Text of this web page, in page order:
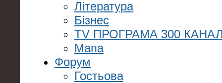
Література
Бізнес
TV ПРОГРАМА 300
Мапа
Форум
Гостьова